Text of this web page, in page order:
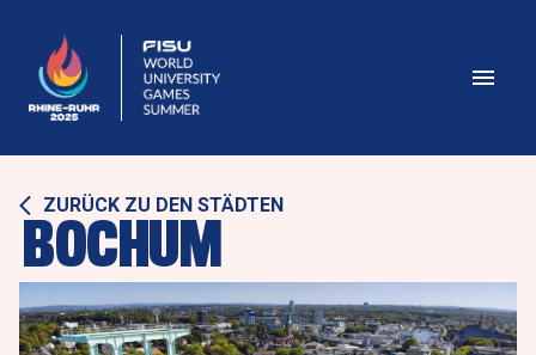
ZURÜCK ZU DEN STÄDTEN
BOCHUM